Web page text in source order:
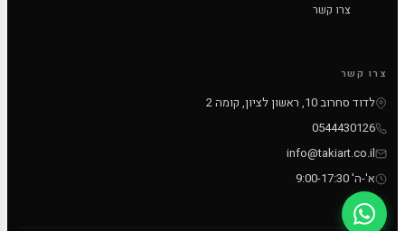
צרו קשר
צרו קשר
לדוד סחרוב 10, ראשון לציון, קומה 2
0544430126
info@takiart.co.il
א'-ה' 9:00-17:30